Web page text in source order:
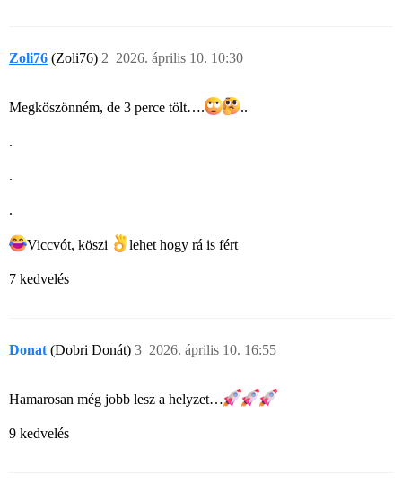
Zoli76 (Zoli76) 2026. április 10. 10:30
2
Megköszönném, de 3 perce tölt…. ..
.
.
.
Viccvót, köszi lehet hogy rá is fért
7 kedvelés
Donat (Dobri Donát) 2026. április 10. 16:55
3
Hamarosan még jobb lesz a helyzet…
9 kedvelés